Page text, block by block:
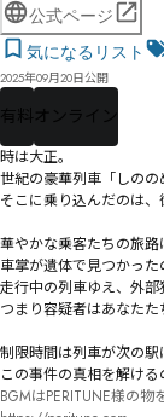
公式ページ
気になるリスト
2025年09月20日公開
有料 オンライン
時は大正。
世紀の豪華列車「しのの
そこに乗り込んだのは、
華やかな乗客たちの旅路
車掌が遺体で見つかった
走行中の列車ゆえ、外部
つまり容疑者はあなたた
制限時間は列車が次の駅
この事件の真相を解ける
BGMはPERITUNE様の物